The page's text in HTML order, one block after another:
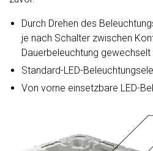
Durch Drehen des
je nach Schalter zwischen
Dauerbeleuchtung gewechselt
Standard-LED-
Von vorne einsetzbare LED-